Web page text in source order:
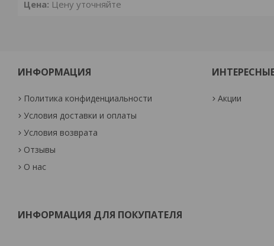
Цена: Цену уточняйте
ИНФОРМАЦИЯ
Политика конфиденциальности
Условия доставки и оплаты
Условия возврата
Отзывы
О нас
Акции
ИНФОРМАЦИЯ ДЛЯ ПОКУПАТЕЛЯ